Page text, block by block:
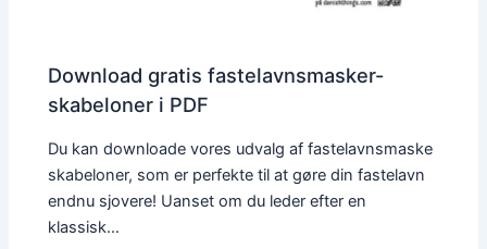
Download gratis fastelavnsmasker-
skabeloner i PDF
Du kan downloade vores udvalg af fastelavnsmaske
skabeloner, som er perfekte til at gøre din fastelavn
endnu sjovere! Uanset om du leder efter en
klassisk…